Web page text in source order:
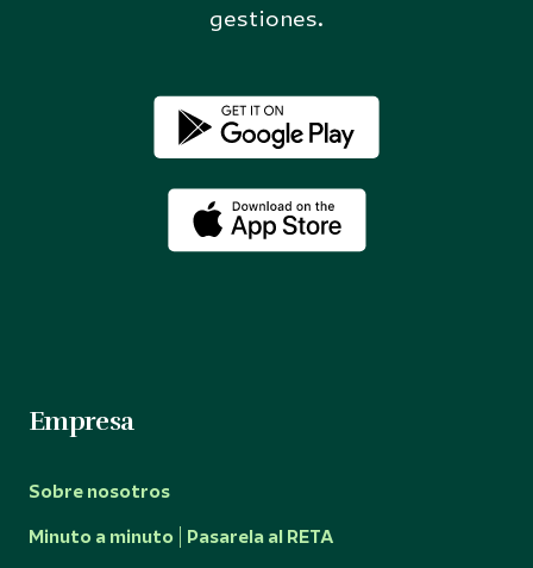
gestiones.
Empresa
Sobre nosotros
Minuto a minuto | Pasarela al RETA